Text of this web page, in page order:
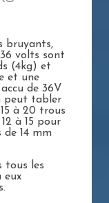
bruyants,
volts sont
(4kg) et
et une
de 36V
peut tabler
à 20 trous
à 15 pour
14 mm
tous les
eux